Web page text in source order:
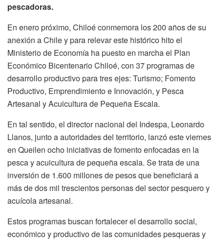
pescadoras.
En enero próximo, Chiloé conmemora los 200 años de su
anexión a Chile y para relevar este histórico hito el
Ministerio de Economía ha puesto en marcha el Plan
Económico Bicentenario Chiloé, con 37 programas de
desarrollo productivo para tres ejes: Turismo; Fomento
Productivo, Emprendimiento e Innovación, y Pesca
Artesanal y Acuicultura de Pequeña Escala.
En tal sentido, el director nacional del Indespa, Leonardo
Llanos, junto a autoridades del territorio, lanzó este viernes
en Queilen ocho iniciativas de fomento enfocadas en la
pesca y acuicultura de pequeña escala. Se trata de una
inversión de 1.600 millones de pesos que beneficiará a
más de dos mil trescientos personas del sector pesquero y
acuícola artesanal.
Estos programas buscan fortalecer el desarrollo social,
económico y productivo de las comunidades pesqueras y